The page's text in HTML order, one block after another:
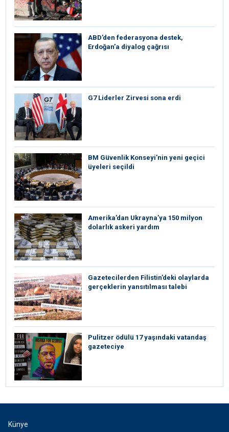
ABD’den federasyona destek,
Erdoğan’a diyalog çağrısı
G7 Liderler Zirvesi sona erdi
BM Güvenlik Konseyi’nin yeni geçici
üyeleri seçildi
Amerika’dan Ukrayna’ya 150 milyon
dolarlık askeri yardım
Gazetecilerden Filistin’deki olaylarda
gerçeklerin yansıtılması talebi
Pulitzer ödülü 17 yaşındaki vatandaş
gazeteciye
Künye